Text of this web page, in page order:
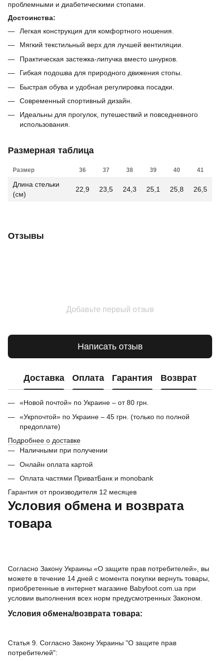
проблемными и диабетическими стопами.
Достоинства:
Легкая конструкция для комфортного ношения.
Мягкий текстильный верх для лучшей вентиляции.
Практическая застежка-липучка вместо шнурков.
Гибкая подошва для природного движения стопы.
Быстрая обува и удобная регулировка посадки.
Современный спортивный дизайн.
Идеальны для прогулок, путешествий и повседневного
использования.
Размерная таблица
Размер 36 37 38 39 40 41
Длина стельки
(см)
22,9 23,5 24,3 25,1 25,8 26,5
Отзывы
Добавьте первый отзыв
Написать отзыв
Доставка Оплата Гарантия Возврат
«Новой почтой» по Украине – от 80 грн.
«Укрпочтой» по Украине – 45 грн. (только по полной
предоплате)
Подробнее о доставке
Наличными при получении
Онлайн оплата картой
Оплата частями ПриватБанк и monobank
Гарантия от производителя 12 месяцев
Условия обмена и возврата
товара
Согласно Закону Украины «О защите прав потребителей», вы
можете в течение 14 дней с момента покупки вернуть товары,
приобретенные в интернет магазине Babyfoot.com.ua при
условии выполнения всех норм предусмотренных Законом.
Условия обмена/возврата товара:
Статья 9. Согласно Закону Украины "О защите прав
потребителей":